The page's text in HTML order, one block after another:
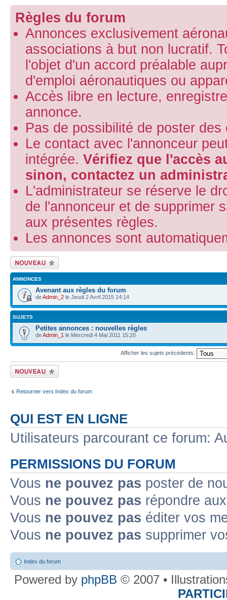
Règles du forum
Annonces exclusivement
associations à but non lucratif.
l'objet d'un accord préalable
d'emploi aéronautiques ou
Accès libre en lecture,
annonce.
Pas de possibilité de poster des
Le contact avec l'annonceur
intégrée. Vérifiez que l'accès
sinon, contactez un
L'administrateur se réserve le
de l'annonceur et de supprimer
aux présentes règles.
Les annonces sont
Ecrire un nouveau
sujet
ANNONCES
Avenant aux règles du forum
deAdmin_2 le Jeudi 2 Avril 2015 14:14
SUJETS
Petites annonces : nouvelles règles
deAdmin_1 le Mercredi 4 Mai 2011 15:20
Afficher les sujets précédents:
Ecrire un nouveau
sujet
Retourner vers Index du forum
QUI EST EN LIGNE
Utilisateurs parcourant ce forum:
PERMISSIONS DU FORUM
Vous ne pouvez pas poster de
Vous ne pouvez pas répondre
Vous ne pouvez pas éditer vos
Vous ne pouvez pas supprimer
Index du forum
Powered by phpBB © 2007 •